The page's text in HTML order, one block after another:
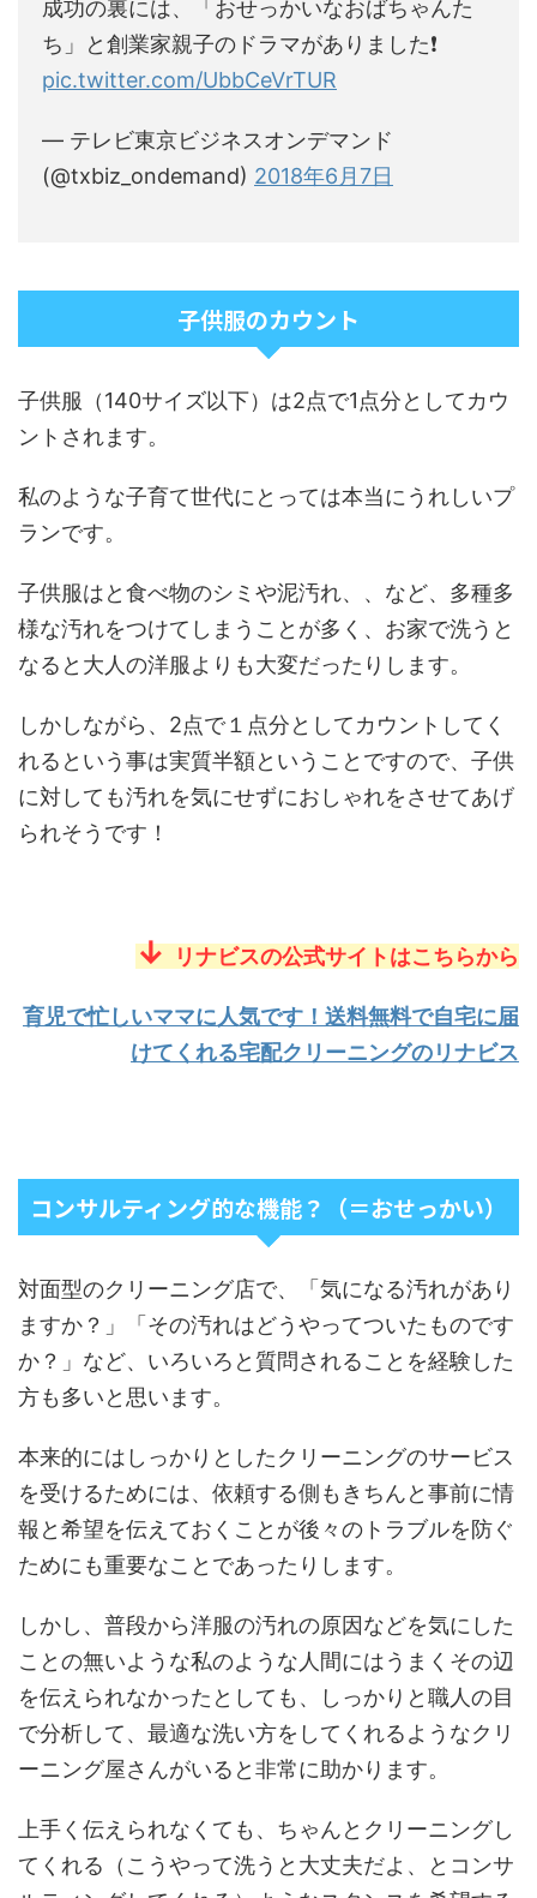
成功の裏には、「おせっかいなおばちゃんた
ち」と創業家親子のドラマがありました❗
pic.twitter.com/UbbCeVrTUR
— テレビ東京ビジネスオンデマンド
(@txbiz_ondemand) 2018年6月7日
子供服のカウント
子供服（140サイズ以下）は2点で1点分としてカウ
ントされます。
私のような子育て世代にとっては本当にうれしいプ
ランです。
子供服はと食べ物のシミや泥汚れ、、など、多種多
様な汚れをつけてしまうことが多く、お家で洗うと
なると大人の洋服よりも大変だったりします。
しかしながら、2点で１点分としてカウントしてく
れるという事は実質半額ということですので、子供
に対しても汚れを気にせずにおしゃれをさせてあげ
られそうです！
↓ リナビスの公式サイトはこちらから
育児で忙しいママに人気です！送料無料で自宅に届
けてくれる宅配クリーニングのリナビス
コンサルティング的な機能？（＝おせっかい）
対面型のクリーニング店で、「気になる汚れがあり
ますか？」「その汚れはどうやってついたものです
か？」など、いろいろと質問されることを経験した
方も多いと思います。
本来的にはしっかりとしたクリーニングのサービス
を受けるためには、依頼する側もきちんと事前に情
報と希望を伝えておくことが後々のトラブルを防ぐ
ためにも重要なことであったりします。
しかし、普段から洋服の汚れの原因などを気にした
ことの無いような私のような人間にはうまくその辺
を伝えられなかったとしても、しっかりと職人の目
で分析して、最適な洗い方をしてくれるようなクリ
ーニング屋さんがいると非常に助かります。
上手く伝えられなくても、ちゃんとクリーニングし
てくれる（こうやって洗うと大丈夫だよ、とコンサ